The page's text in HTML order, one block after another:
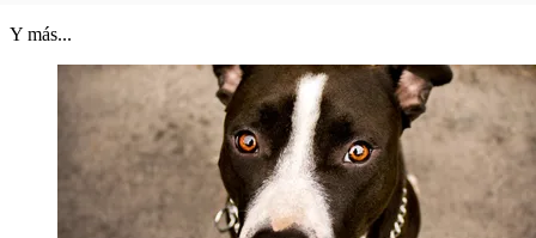
Y más...